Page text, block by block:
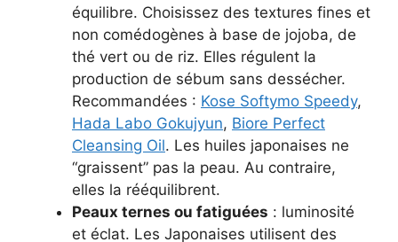
équilibre. Choisissez des textures fines et
non comédogènes à base de jojoba, de
thé vert ou de riz. Elles régulent la
production de sébum sans dessécher.
Recommandées : Kose Softymo Speedy,
Hada Labo Gokujyun, Biore Perfect
Cleansing Oil. Les huiles japonaises ne
“graissent” pas la peau. Au contraire,
elles la rééquilibrent.
Peaux ternes ou fatiguées : luminosité
et éclat. Les Japonaises utilisent des